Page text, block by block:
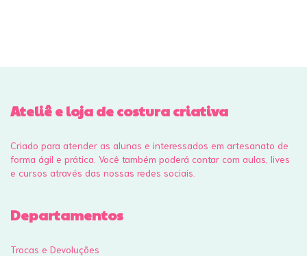
Ateliê e loja de costura criativa
Criado para atender as alunas e interessados em artesanato de
forma ágil e prática. Você também poderá contar com aulas, lives
e cursos através das nossas redes sociais.
Departamentos
Trocas e Devoluções